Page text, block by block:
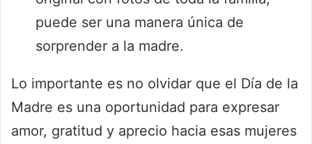
puede ser una manera única de
sorprender a la madre.
Lo importante es no olvidar que el Día de la
Madre es una oportunidad para expresar
amor, gratitud y aprecio hacia esas mujeres